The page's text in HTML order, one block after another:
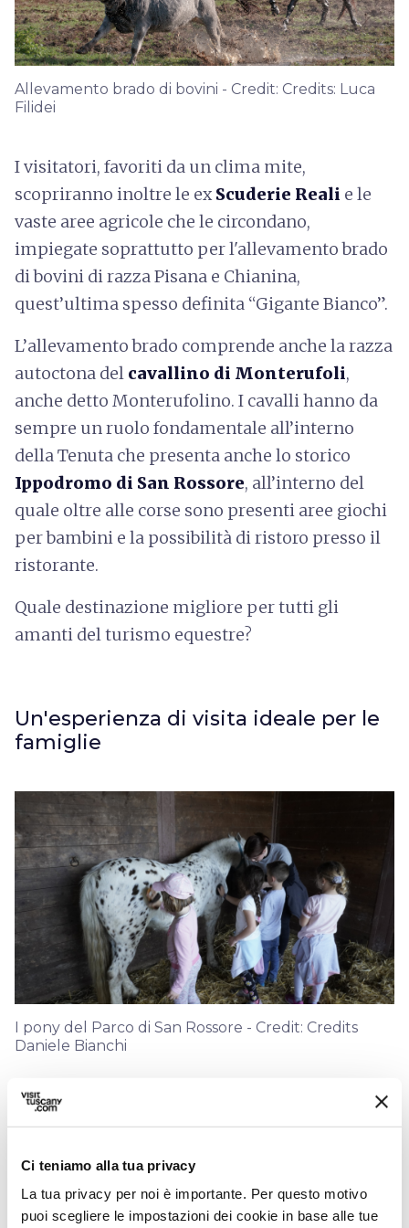
Ci teniamo alla tua privacy
La tua privacy per noi è importante. Per questo motivo
puoi scegliere le impostazioni dei cookie in base alle tue
Allevamento brado di bovini - Credit: Credits: Luca
Filidei
I visitatori, favoriti da un clima mite,
scopriranno inoltre le exScuderie Reali e le
vaste aree agricole che le circondano,
impiegate soprattutto per l'allevamento brado
di bovini di razza Pisana e Chianina,
quest’ultima spesso definita “Gigante Bianco”.
L’allevamento brado comprende anche la razza
autoctona del cavallino di Monterufoli,
anche detto Monterufolino. I cavalli hanno da
sempre un ruolo fondamentale all’interno
della Tenuta che presenta anche lo storico
Ippodromo di San Rossore, all’interno del
quale oltre alle corse sono presenti aree giochi
per bambini e la possibilità di ristoro presso il
ristorante.
Quale destinazione migliore per tutti gli
amanti del turismo equestre?
Un'esperienza di visita ideale per le
famiglie
I pony del Parco di San Rossore - Credit: Credits
Daniele Bianchi
Questa proposta di viaggio è pensata per
un'esperienza a cavallo ma gli itinerari
all’interno del Parco possono essere percorsi
anche in altre modalità: a piedi, bicicletta e
trenino con visita guidata a seconda della